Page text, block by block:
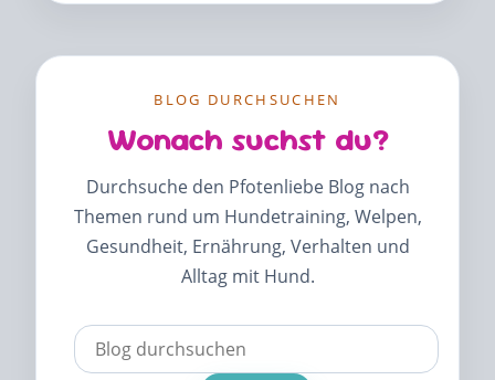
BLOG DURCHSUCHEN
Wonach suchst du?
Durchsuche den Pfotenliebe Blog nach
Themen rund um Hundetraining, Welpen,
Gesundheit, Ernährung, Verhalten und
Alltag mit Hund.